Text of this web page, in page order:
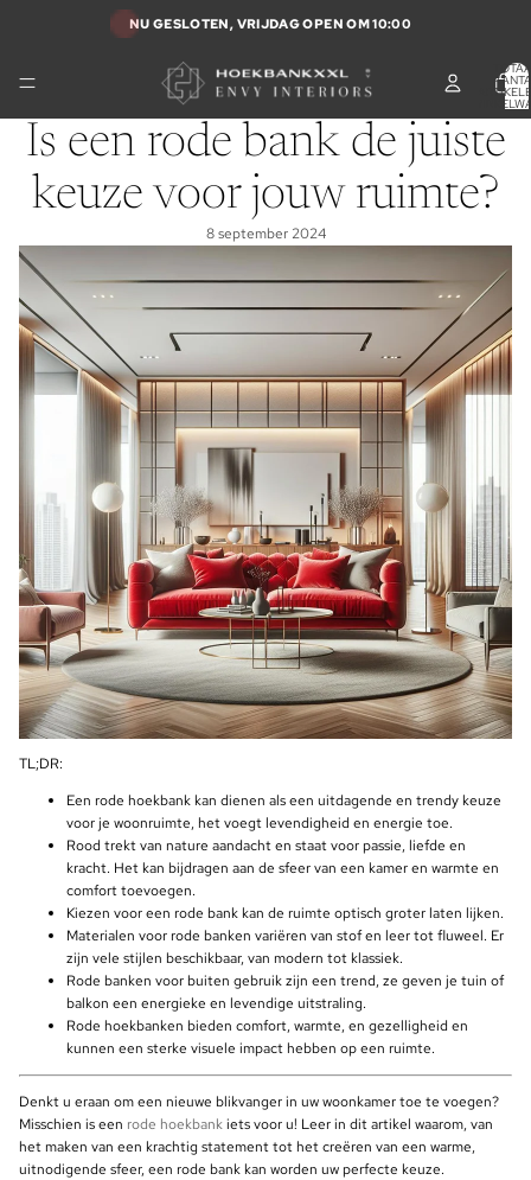
NU GESLOTEN, VRIJDAG OPEN OM 10:00
Is een rode bank de juiste
keuze voor jouw ruimte?
8 september 2024
TL;DR:
Een rode hoekbank kan dienen als een uitdagende en trendy keuze
voor je woonruimte, het voegt levendigheid en energie toe.
Rood trekt van nature aandacht en staat voor passie, liefde en
kracht. Het kan bijdragen aan de sfeer van een kamer en warmte en
comfort toevoegen.
Kiezen voor een rode bank kan de ruimte optisch groter laten lijken.
Materialen voor rode banken variëren van stof en leer tot fluweel. Er
zijn vele stijlen beschikbaar, van modern tot klassiek.
Rode banken voor buiten gebruik zijn een trend, ze geven je tuin of
balkon een energieke en levendige uitstraling.
Rode hoekbanken bieden comfort, warmte, en gezelligheid en
kunnen een sterke visuele impact hebben op een ruimte.
Denkt u eraan om een nieuwe blikvanger in uw woonkamer toe te voegen?
Misschien is een rode hoekbankiets voor u! Leer in dit artikel waarom, van
het maken van een krachtig statement tot het creëren van een warme,
uitnodigende sfeer, een rode bank kan worden uw perfecte keuze.